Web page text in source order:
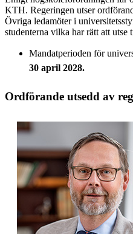
KTH. Regeringen utser
Övriga ledamöter i
studenterna vilka har rätt att utse
Mandatperioden för
30 april 2028.
Ordförande utsedd av